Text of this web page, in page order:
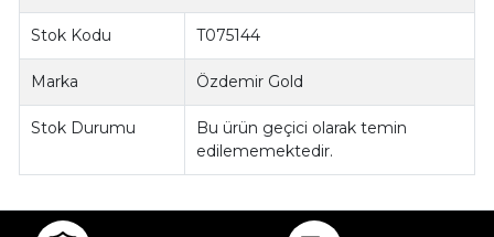
Stok Kodu T075144
Marka Özdemir Gold
Stok Durumu
Bu ürün geçici olarak temin
edilememektedir.